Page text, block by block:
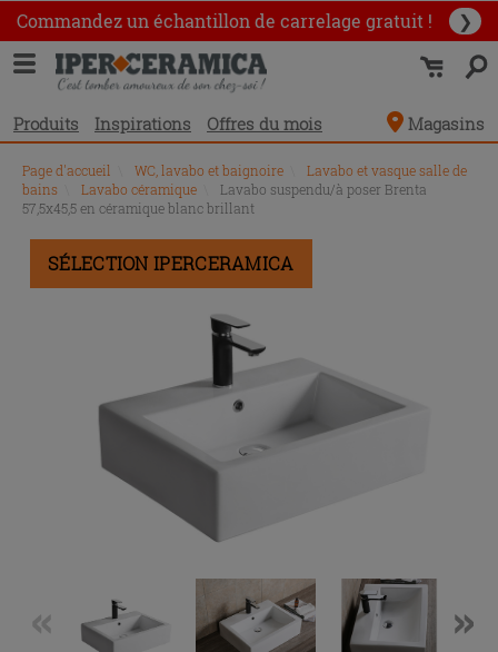
Commandez un échantillon de carrelage gratuit ! ❯
Produits Inspirations Offres du mois Magasins
Page d'accueil WC, lavabo et baignoire
Lavabo et vasque salle de
bains
Lavabo céramique
Lavabo suspendu/à poser Brenta
57,5x45,5 en céramique blanc brillant
SÉLECTION IPERCERAMICA